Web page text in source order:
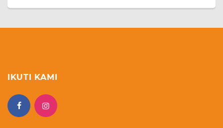
IKUTI KAMI